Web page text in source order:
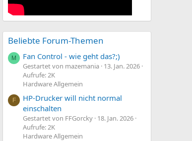
Beliebte Forum-Themen
M Fan Control - wie geht das?;)
Gestartet von mazemania 13. Jan. 2026
Aufrufe: 2K
Hardware Allgemein
F
HP-Drucker will nicht normal
einschalten
Gestartet von FFGorcky 18. Jan. 2026
Aufrufe: 2K
Hardware Allgemein